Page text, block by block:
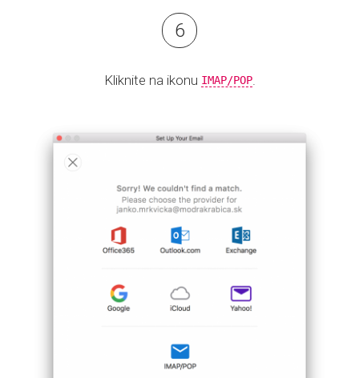
Kliknite na ikonu IMAP/POP.